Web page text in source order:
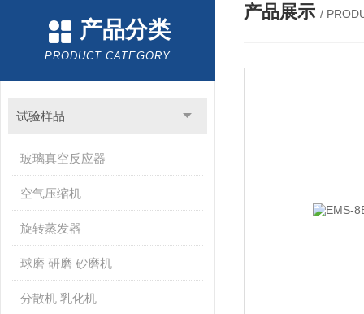
产品分类
PRODUCT CATEGORY
试验样品
玻璃真空反应器
空气压缩机
旋转蒸发器
球磨 研磨 砂磨机
分散机 乳化机
产品展示 /